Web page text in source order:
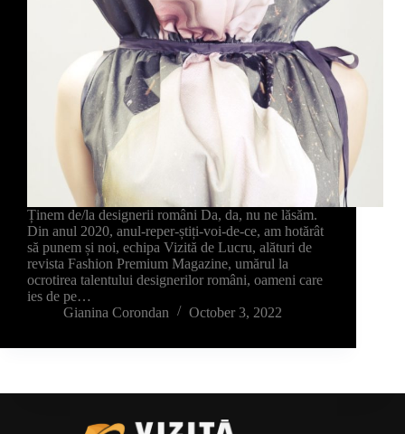
Ținem de/la designerii români Da, da, nu ne lăsăm.
Din anul 2020, anul-reper-știți-voi-de-ce, am hotărât
să punem și noi, echipa Vizită de Lucru, alături de
revista Fashion Premium Magazine, umărul la
ocrotirea talentului designerilor români, oameni care
ies de pe…
Gianina Corondan
October 3, 2022